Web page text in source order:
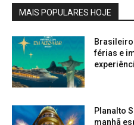
MAIS POPULARES HOJE
férias e
Planalto
manhã